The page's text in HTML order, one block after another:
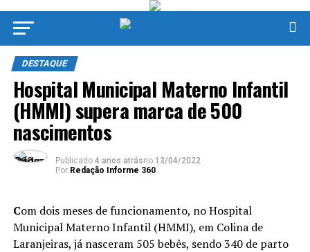
DESTAQUE
Hospital Municipal Materno Infantil
(HMMI) supera marca de 500
nascimentos
Publicado 4 anos atrásno 13/04/2022
Por Redação Informe 360
Com dois meses de funcionamento, no Hospital
Municipal Materno Infantil (HMMI), em Colina de
Laranjeiras, já nasceram 505 bebês, sendo 340 de parto